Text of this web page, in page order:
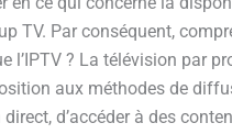
TV. Par conséquent,
l’IPTV ? La télévision par
aux méthodes de
d’accéder à des